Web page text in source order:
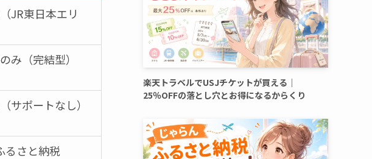
JR東日本エリ
み（完結型）
サポートなし）
るさと納税
楽天トラベルでUSJチケットが買える｜
25％OFFの落とし穴とお得になるからくり